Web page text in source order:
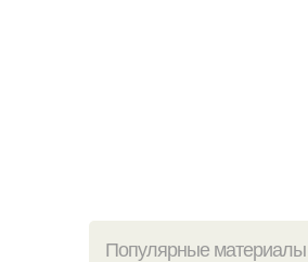
Популярные материалы